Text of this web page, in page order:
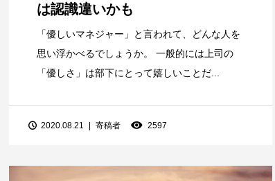
は認識違いかも
「優しいマネジャー」と言われて、どんな人を
思い浮かべるでしょうか。 一般的には上司の
「優しさ」は部下にとって嬉しいことだ...
2020.08.21 寄稿者 2597